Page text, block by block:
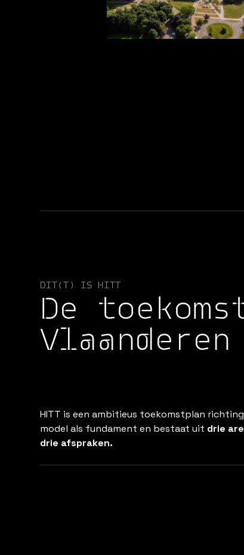
DIT(T) IS HITT
De
HITT is een ambitieus toekomstplan
model als fundament en bestaat uit drie
drie afspraken.